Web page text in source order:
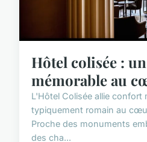
Hôtel colisée :
mémorable au
L'Hôtel Colisée allie confort
typiquement romain au
Proche des monuments
des cha...